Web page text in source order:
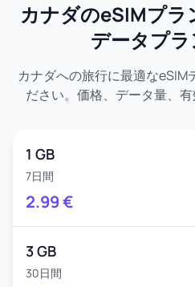
カナダのeSIMプラ
データプ
カナダへの旅行に最適なeSIM
ださい。価格、データ量、有
1 GB
7日間
2.99€
3 GB
30日間